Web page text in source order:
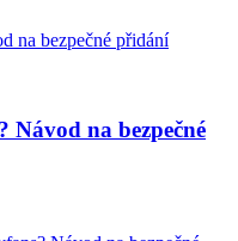
na bezpečné